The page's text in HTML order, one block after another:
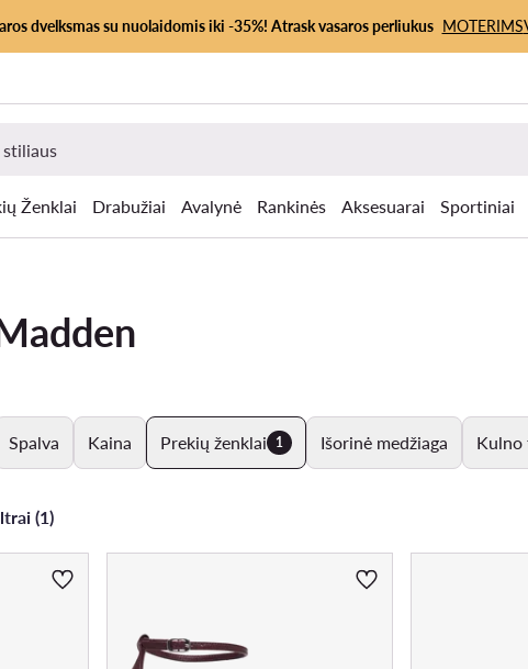
dvelksmas su nuolaidomis iki -35%! Atrask vasaros perliukus MOTERIMS
Ženklai Drabužiai Avalynė Rankinės Aksesuarai Sportiniai
Spalva Kaina Prekių ženklai 1 Išorinė medžiaga Kulno
(1)